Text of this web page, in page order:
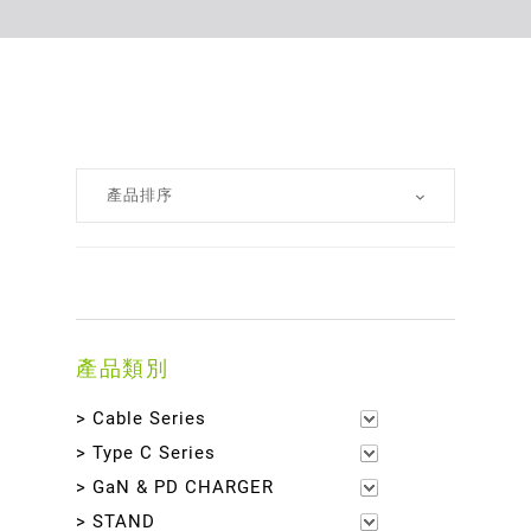
產品類別
> Cable Series
> Type C Series
> GaN & PD CHARGER
> STAND